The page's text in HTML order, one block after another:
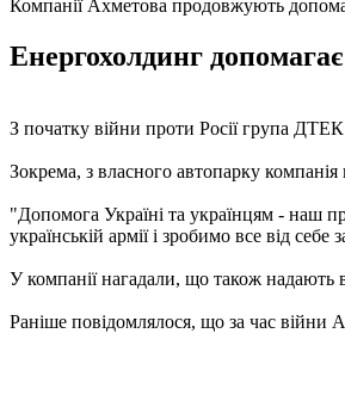
Компанії Ахметова продовжують
Енергохолдинг
З початку війни проти Росії група
Зокрема, з власного автопарку
"Допомога Україні та українцям - наш
українській армії і зробимо все від
У компанії нагадали, що також надають
Раніше повідомлялося, що за час війни